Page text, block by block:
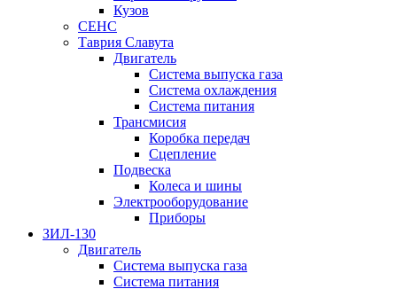
Кузов
СЕНС
Таврия Славута
Двигатель
Система выпуска газа
Система охлаждения
Система питания
Трансмисия
Коробка передач
Сцепление
Подвеска
Колеса и шины
Электрооборудование
Приборы
ЗИЛ-130
Двигатель
Система выпуска газа
Система питания